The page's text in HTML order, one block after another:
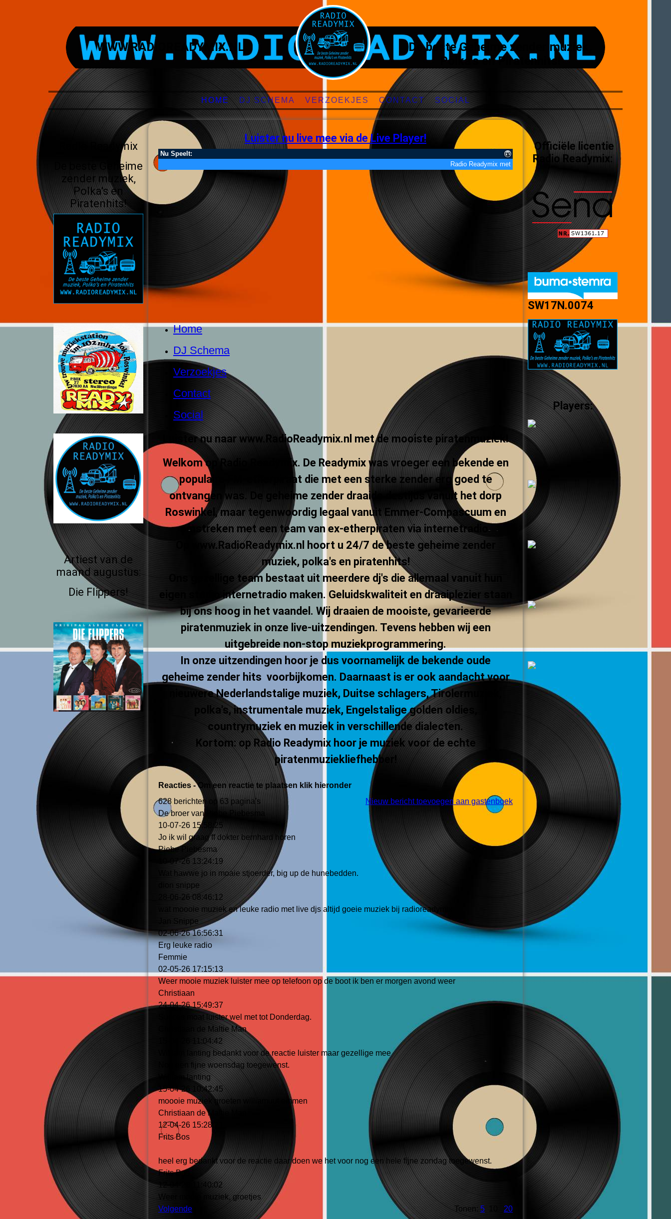
WWW.RADIOREADYMIX.NL
De beste Geheime zender muziek,
Polka's en Piratenhits!
HOME DJ SCHEMA VERZOEKJES CONTACT SOCIAL
Luister nu live mee via de Live Player!
Home
DJ Schema
Verzoekjes
Contact
Social
Luister nu naar www.RadioReadymix.nl met de mooiste piratenmuziek!
Welkom op Radio Readymix. De Readymix was vroeger een bekende en
populaire FM-etherpiraat die met een sterke zender erg goed te
ontvangen was. De geheime zender draaide destijds vanuit het dorp
Roswinkel, maar tegenwoordig legaal vanuit Emmer-Compascuum en
omstreken met een team van ex-etherpiraten via internetradio.
Op www.RadioReadymix.nl hoort u 24/7 de beste geheime zender
muziek, polka's en piratenhits!
Ons gezellige team bestaat uit meerdere dj's die allemaal vanuit hun
eigen studio internetradio maken. Geluidskwaliteit en draaiplezier staan
bij ons hoog in het vaandel. Wij draaien de mooiste, gevarieerde
piratenmuziek in onze live-uitzendingen. Tevens hebben wij een
uitgebreide non-stop muziekprogrammering.
In onze uitzendingen hoor je dus voornamelijk de bekende oude
geheime zender hits voorbijkomen. Daarnaast is er ook aandacht voor
nieuwere Nederlandstalige muziek, Duitse schlagers, Tirolermuziek,
polka's, instrumentale muziek, Engelstalige golden oldies,
countrymuziek en muziek in verschillende dialecten.
Kortom: op Radio Readymix hoor je muziek voor de echte
piratenmuziekliefhebber!
Reacties - Om een reactie te plaatsen klik hieronder
628 berichten op 63 pagina's
Nieuw bericht toevoegen aan gastenboek
De broer van Piebe Piebesma
10-07-26 15:58:25
Jo ik wil graag ff dokter bernhard horen
Piebe Piebesma
10-07-26 13:24:19
Wat hawwe jo in moaie stjoerder, big up de hunebedden.
dion snippe
28-06-26 08:46:12
wat moooie muziek en leuke radio met live djs altijd goeie muziek bij radioreadymix
Jan Snippe
02-06-26 16:56:31
Erg leuke radio
Femmie
02-05-26 17:15:13
Weer mooie muziek luister mee op telefoon op de boot ik ben er morgen avond weer
Christiaan
24-04-26 15:49:37
Succes moat luister wel met tot Donderdag.
Christiaan de Maltie Man
11:04:42
William lanting bedankt voor de reactie luister maar gezellige mee
Nog een fijne woensdag toegewenst.
William lanting
15-04-26
10:42:45
moooie muziek groeten williamuut emmen
Christiaan de Maltie Man
12-04-26 15:28:21
Frits Bos
heel erg bedankt voor de reactie daar doen we het voor nog een hele fijne zondag toegewenst.
Frits Bos
12-04-26
11:40:02
Weer mooie muziek, groetjes
Volgende
Tonen: 5 20
Radio Readymix
De beste Geheime
zender muziek,
Polka's en
Piratenhits!
Artiest van de
maand augustus:
Die Flippers!
Officiële licentie
Radio Readymix:
SW17N.0074
Players: